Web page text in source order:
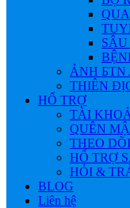
ẢNH БTN
THIÊN
HỔ TRỢ
TÀI
QUÊN
THEO
HỔ TRỢ
HỎI &
BLOG
Liên hệ